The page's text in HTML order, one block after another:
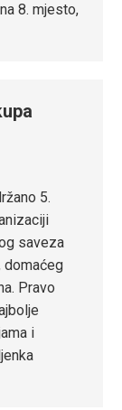
8. mjesto,
5.
saveza
domaćeg
Pravo
i